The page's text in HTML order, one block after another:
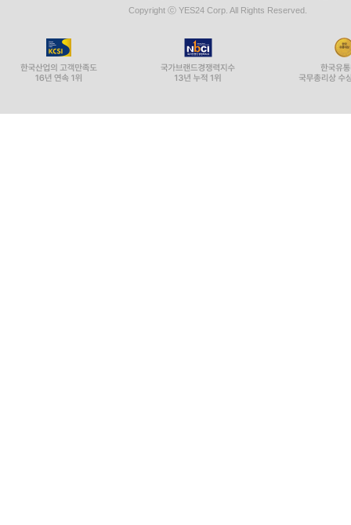
Copyright ⓒ YES24 Corp. All Rights Reserved.